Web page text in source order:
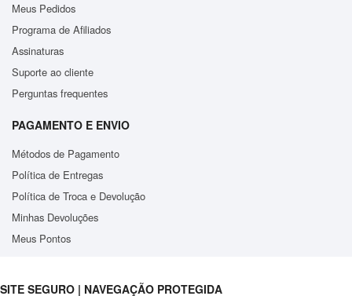
Meus Pedidos
Programa de Afiliados
Assinaturas
Suporte ao cliente
Perguntas frequentes
PAGAMENTO E ENVIO
Métodos de Pagamento
Política de Entregas
Política de Troca e Devolução
Minhas Devoluções
Meus Pontos
SITE SEGURO | NAVEGAÇÃO PROTEGIDA